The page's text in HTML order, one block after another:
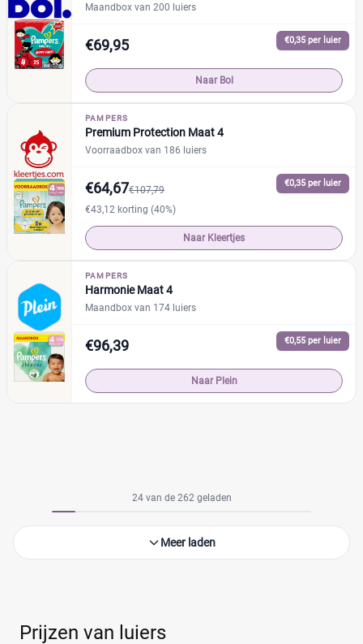
Maandbox van 200 luiers
€0,35 per luier
€69,95
Naar Bol
PAMPERS
Premium Protection Maat 4
Voorraadbox van 186 luiers
€0,35 per luier
€64,67€107,79
€43,12 korting (40%)
Naar Kleertjes
PAMPERS
Harmonie Maat 4
Maandbox van 174 luiers
€0,55 per luier
€96,39
Naar Plein
24 van de 262 geladen
Meer laden
Prijzen van luiers